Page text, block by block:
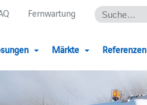
Fernwartung
Märkte Referenzen